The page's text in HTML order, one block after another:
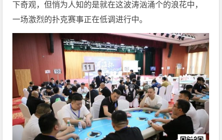
下奇观，但悄为人知的是就在这波涛汹涌个的浪花中，
一场激烈的扑克赛事正在低调进行中。